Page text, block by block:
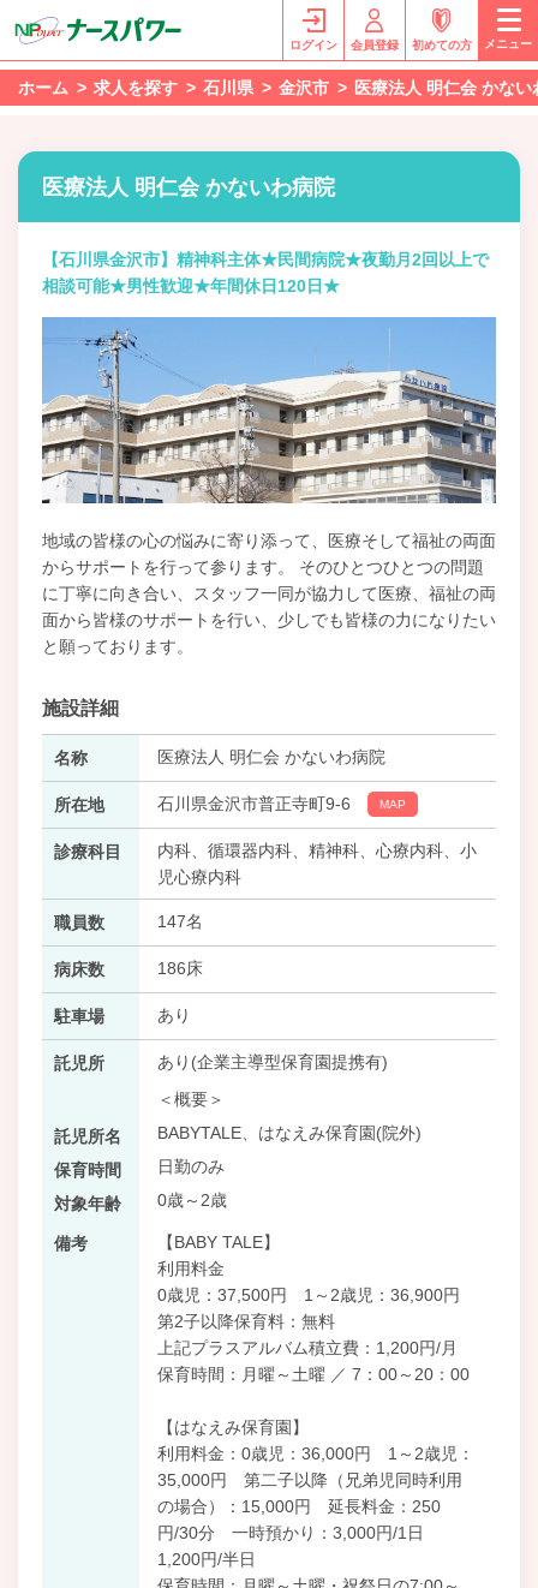
ログイン 会員登録 初めての方 メニュー
ホーム 求人を探す 石川県 金沢市 医療法人 明仁会 かな
医療法人 明仁会 かないわ病院
【石川県金沢市】精神科主体★民間病院★夜勤月2回以上で
相談可能★男性歓迎★年間休日120日★
地域の皆様の心の悩みに寄り添って、医療そして福祉の両面
からサポートを行って参ります。 そのひとつひとつの問題
に丁寧に向き合い、スタッフ一同が協力して医療、福祉の両
面から皆様のサポートを行い、少しでも皆様の力になりたい
と願っております。
施設詳細
名称 医療法人 明仁会 かないわ病院
所在地 石川県金沢市普正寺町9-6 MAP
診療科目
内科、循環器内科、精神科、心療内科、小
児心療内科
職員数 147名
病床数 186床
駐車場 あり
託児所
あり(企業主導型保育園提携有)
＜概要＞
託児所名
BABYTALE、はなえみ保育園(院外)
保育時間
日勤のみ
対象年齢
0歳～2歳
備考
【BABY TALE】
利用料金
0歳児：37,500円 1～2歳児：36,900円
第2子以降保育料：無料
上記プラスアルバム積立費：1,200円/月
保育時間：月曜～土曜 ／ 7：00～20：00
【はなえみ保育園】
利用料金：0歳児：36,000円 1～2歳児：
35,000円 第二子以降（兄弟児同時利用
の場合）：15,000円 延長料金：250
円/30分 一時預かり：3,000円/1日
1,200円/半日